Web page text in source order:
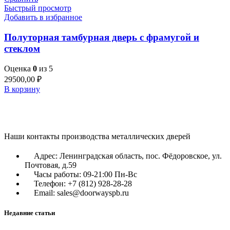
Быстрый просмотр
Добавить в избранное
Полуторная тамбурная дверь с фрамугой и
стеклом
Оценка 0 из 5
29500,00 ₽
В корзину
Наши контакты производства металлических дверей
Адрес: Ленинградская область, пос. Фёдоровское, ул.
Почтовая, д.59
Часы работы: 09-21:00 Пн-Вс
Телефон: +7 (812) 928-28-28
Email: sales@doorwayspb.ru
Недавние статьи